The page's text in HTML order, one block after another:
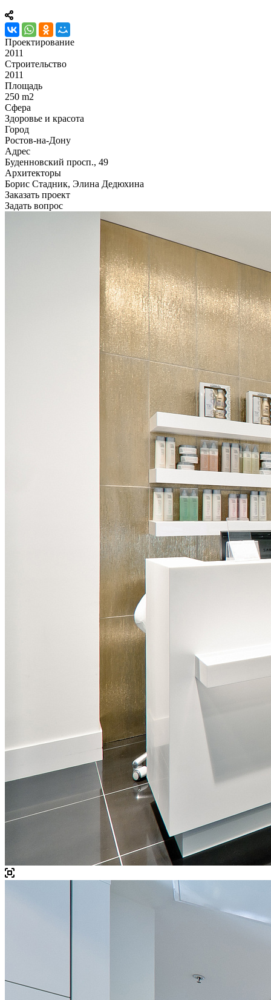
Проектирование
2011
Строительство
2011
Площадь
250 m2
Сфера
Здоровье и красота
Город
Ростов-на-Дону
Адрес
Буденновский просп., 49
Архитекторы
Борис Стадник, Элина Дедюхина
Заказать проект
Задать вопрос